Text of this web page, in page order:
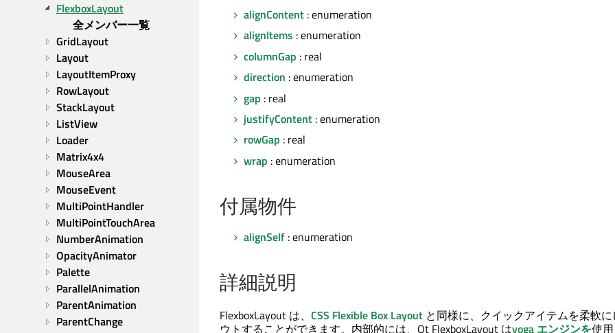
FlexboxLayout
全メンバー一覧
GridLayout
Layout
LayoutItemProxy
RowLayout
StackLayout
ListView
Loader
Matrix4x4
MouseArea
MouseEvent
MultiPointHandler
MultiPointTouchArea
NumberAnimation
OpacityAnimator
Palette
ParallelAnimation
ParentAnimation
ParentChange
alignContent : enumeration
alignItems : enumeration
columnGap : real
direction : enumeration
gap : real
justifyContent : enumeration
rowGap : real
wrap : enumeration
付属物件
alignSelf : enumeration
詳細説明
FlexboxLayout は、 CSS Flexible Box Layout と同様に、クイックアイテムを柔軟
ウトすることができます。内部的には、Qt FlexboxLayout はyoga エンジンを使